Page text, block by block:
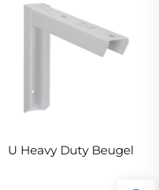
U Heavy Duty Beugel